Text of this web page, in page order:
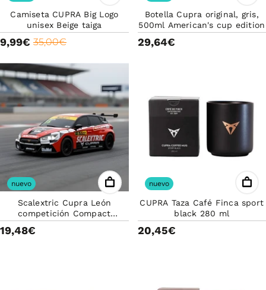
Camiseta CUPRA Big Logo
unisex Beige taiga
35,00€
9,99€
Botella Cupra original, gris,
500ml American's cup edition
29,64€
Scalextric Cupra León
competición Compact
5FA099339C Coche de slot
oficial CUPRA Racing
19,48€
nuevo
CUPRA Taza Café Finca sport
black 280 ml
20,45€
nuevo